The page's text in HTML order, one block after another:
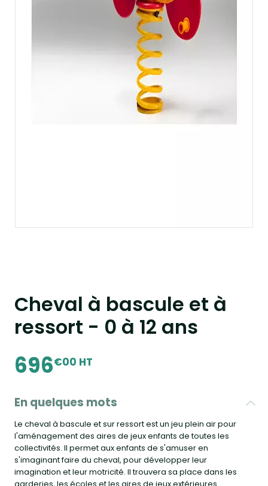
Cheval à bascule et à
ressort - 0 à 12 ans
696€00 HT
En quelques mots
Le cheval à bascule et sur ressort est un jeu plein air pour
l'aménagement des aires de jeux enfants de toutes les
collectivités. Il permet aux enfants de s'amuser en
s'imaginant faire du cheval, pour développer leur
imagination et leur motricité. Il trouvera sa place dans les